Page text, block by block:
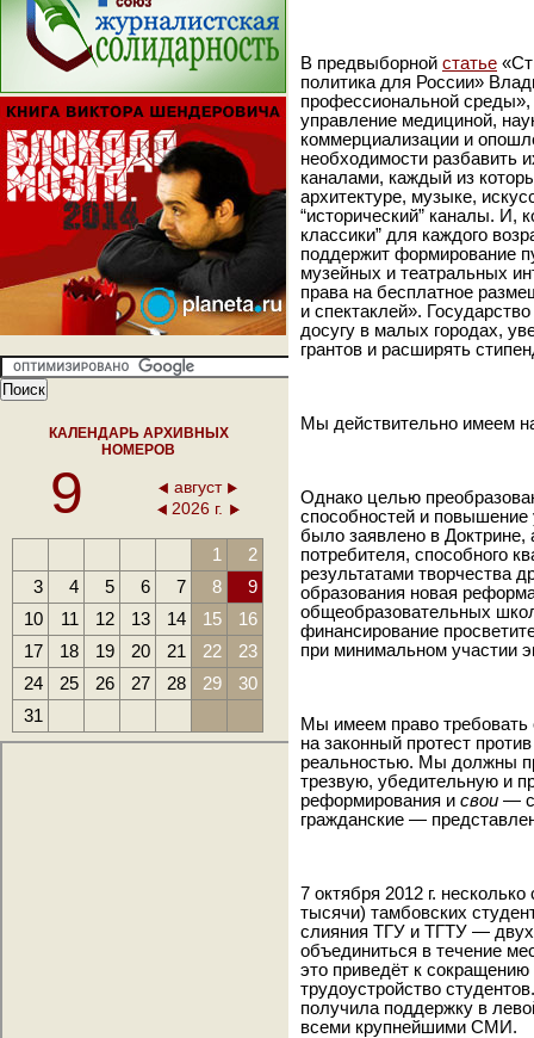
КАЛЕНДАРЬ АРХИВНЫХ
НОМЕРОВ
9
август
2026 г.
1
2
3
4 5 6 7 8
9
10
11 12 13 14 15
16
17
18 19 20 21 22
23
24
25 26 27 28 29
30
31
В предвыборной статье
политика для России»
профессиональной
управление медициной,
коммерциализации и
необходимости разбавить
каналами, каждый из
архитектуре, музыке,
“исторический” каналы. И,
классики” для каждого
поддержит формирование
музейных и театральных
права на бесплатное
и спектаклей».
досугу в малых городах,
грантов и расширять
Мы действительно имеем
Однако целью
способностей и повышение
было заявлено в Доктрине,
потребителя, способного
результатами творчества
образования новая
общеобразовательных
финансирование
при минимальном участии
Мы имеем право
на законный протест
реальностью. Мы должны
трезвую, убедительную и
реформирования и свои —
гражданские —
7 октября 2012 г.
тысячи) тамбовских
слияния ТГУ и ТГТУ —
объединиться в течение
это приведёт к сокращению
трудоустройство
получила поддержку в
всеми крупнейшими СМИ.